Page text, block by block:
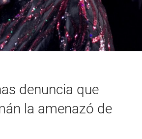
denuncia que
la amenazó de